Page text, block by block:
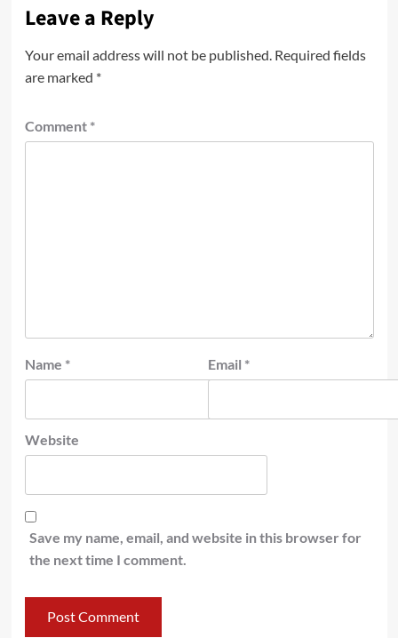
Leave a Reply
Your email address will not be published. Required fields
are marked *
Comment *
Name * Email *
Website
Save my name, email, and website in this browser for
the next time I comment.